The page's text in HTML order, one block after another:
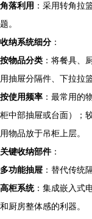
角落利用 ：采用转角拉
题。
收纳系统细分 ：
按物品分类 ：将餐具、
用抽屉分隔件、下拉拉
按使用频率 ：最常用的
柜中部抽屉或台面）；
用物品放于吊柜上层。
关键收纳部件：
多功能抽屉 ：替代传统
高柜系统：集成嵌入式
和厨房整体感的利器。